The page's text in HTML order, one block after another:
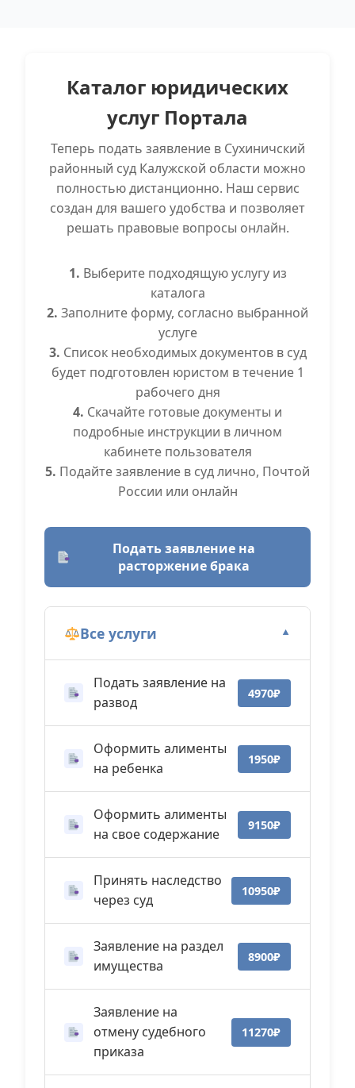
Каталог юридических
услуг Портала
Теперь подать заявление в Сухиничский
районный суд Калужской области можно
полностью дистанционно. Наш сервис
создан для вашего удобства и позволяет
решать правовые вопросы онлайн.
1. Выберите подходящую услугу из
каталога
2. Заполните форму, согласно выбранной
услуге
3. Список необходимых документов в суд
будет подготовлен юристом в течение 1
рабочего дня
4. Скачайте готовые документы и
подробные инструкции в личном
кабинете пользователя
5. Подайте заявление в суд лично, Почтой
России или онлайн
Подать заявление на
расторжение брака
Все услуги ▼
Подать заявление на
развод
4970₽
Оформить алименты
на ребенка
1950₽
Оформить алименты
на свое содержание
9150₽
Принять наследство
через суд
10950₽
Заявление на раздел
имущества
8900₽
Заявление на
отмену судебного
приказа
11270₽